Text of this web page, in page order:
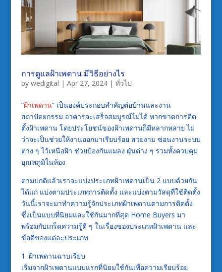
การดูแลฝ้าเพดาน มีวิธีอย่างไร
by wedigital | Apr 27, 2024| ทั่วไป
“ฝ้าเพดาน” เป็นองค์ประกอบสำคัญต่อบ้านและงาน
สถาปัตยกรรม อาคารจะเสร็จสมบูรณ์ไม่ได้ หากขาดการติด
ตั้งฝ้าเพดาน โดยประโยชน์ของฝ้าเพดานก็มีหลากหลาย ไม่
ว่าจะเป็นช่วยให้งานออกมาเรียบร้อย สวยงาม ซ่อนงานระบบ
ต่าง ๆ ไว้เหนือฝ้า ช่วยป้องกันแมลง ฝุ่นต่าง ๆ รวมทั้งควบคุม
อุณหภูมิในห้อง
ตามปกติแล้วเราจะแบ่งประเภทฝ้าเพดานเป็น 2 แบบด้วยกัน
ได้แก่ แบ่งตามประเภทการติดตั้ง และแบ่งตามวัสดุที่ใช้ติดตั้ง
วันนี้เราจะมาทำความรู้จักประเภทฝ้าเพดานตามการติดตั้ง
ซึ่งเป็นแบบที่นิยมและใช้กันมากที่สุด Home Buyers มา
พร้อมกับเกร็ดความรู้ดี ๆ ในเรื่องของประเภทฝ้าเพดาน และ
ข้อดีของแต่ละประเภท
1. ฝ้าเพดานฉาบเรียบ
เริ่มจากฝ้าเพดานแบบแรกที่นิยมใช้กันเพื่อความเรียบร้อย